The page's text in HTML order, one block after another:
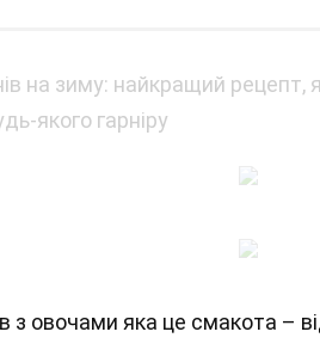
з овочами яка це смакота –